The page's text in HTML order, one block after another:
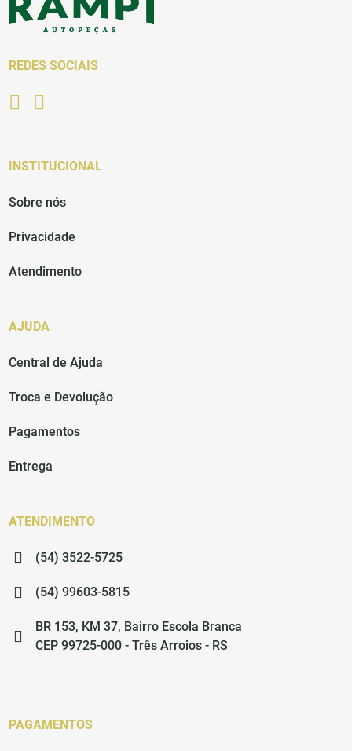
REDES SOCIAIS
INSTITUCIONAL
Sobre nós
Privacidade
Atendimento
AJUDA
Central de Ajuda
Troca e Devolução
Pagamentos
Entrega
ATENDIMENTO
(54) 3522-5725
(54) 99603-5815
BR 153, KM 37, Bairro Escola Branca
CEP 99725-000 - Três Arroios - RS
PAGAMENTOS